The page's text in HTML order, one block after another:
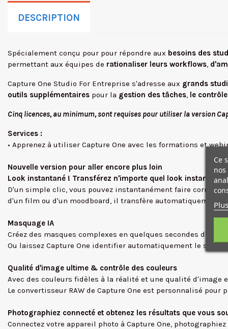
DESCRIPTION
Spécialement conçu pour pour répondre aux besoins des
permettant aux équipes de rationaliser leurs workflows,
Capture One Studio For Entreprise s'adresse aux grands
outils supplémentaires pour la gestion des tâches, le
Cinq licences, au minimum, sont requises pour utiliser la version
Services :
• Apprenez à utiliser Capture One avec les formations et
Nouvelle version pour aller encore plus loin
Look instantané ! Transférez n'importe quel look
D'un simple clic, vous pouvez instantanément faire
d'un film ou d'un moodboard, il transfère automatiquement
Masquage IA
Créez des masques complexes en quelques secondes d'un
Ou laissez Capture One identifier automatiquement le sujet,
Qualité d'image ultime & contrôle des couleurs
Avec des couleurs fidèles à la réalité et une qualité
Le convertisseur RAW de Capture One est personnalisé
Photographiez connecté et obtenez les résultats que vous
Connectez votre appareil photo à Capture One,
Ce